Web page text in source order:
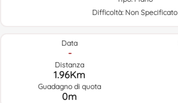
Difficoltà: Non Specificato
Data
-
Distanza
1.96Km
Guadagno di quota
0m